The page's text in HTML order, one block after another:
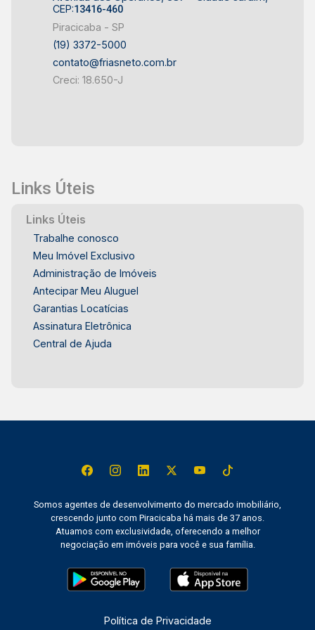
projeto residencial personalizado em
Piracicaba. Frias Neto Consultoria de Imóveis,
mais de 37 anos no mercado imobiliário de
CEP:13416-460
Piracicaba - SP
(19) 3372-5000
contato@friasneto.com.br
Creci: 18.650-J
Links Úteis
Links Úteis
Trabalhe conosco
Meu Imóvel Exclusivo
Administração de Imóveis
Antecipar Meu Aluguel
Garantias Locatícias
Assinatura Eletrônica
Central de Ajuda
Somos agentes de desenvolvimento do mercado imobiliário,
crescendo junto com Piracicaba há mais de 37 anos.
Atuamos com exclusividade, oferecendo a melhor
negociação em imóveis para você e sua família.
Política de Privacidade